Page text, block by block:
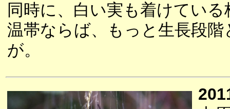
同時に、白い実も着けてい
温帯ならば、もっと生長段
が。